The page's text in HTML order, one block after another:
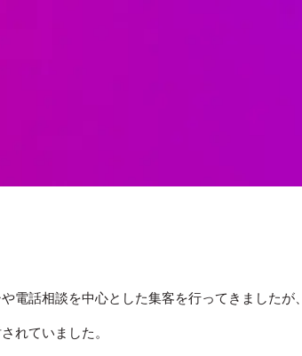
電話相談を中心とした集客を行ってきましたが、
れていました。